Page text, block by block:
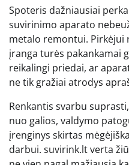
Spoteris dažniausiai
suvirinimo aparato
metalo remontui. Pirkėjui
įranga turės pakankamai
reikalingi priedai, ar
ne tik gražiai atrodys
Renkantis svarbu
nuo galios, valdymo
įrenginys skirtas
darbui. suvirink.lt verta